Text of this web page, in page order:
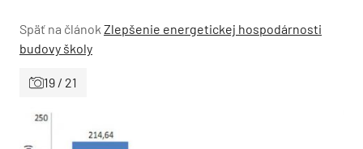
Späť na článok Zlepšenie energetickej hospodárnosti
budovy školy
19 / 21